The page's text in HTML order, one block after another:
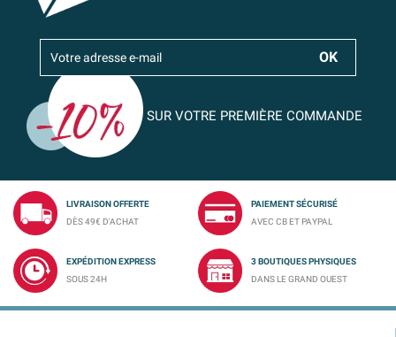
SUR VOTRE PREMIÈRE COMMANDE
LIVRAISON OFFERTE
DÈS 49€ D'ACHAT
PAIEMENT SÉCURISÉ
AVEC CB ET PAYPAL
EXPÉDITION EXPRESS
SOUS 24H
3 BOUTIQUES PHYSIQUES
DANS LE GRAND OUEST